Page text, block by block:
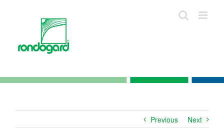
Previous Next